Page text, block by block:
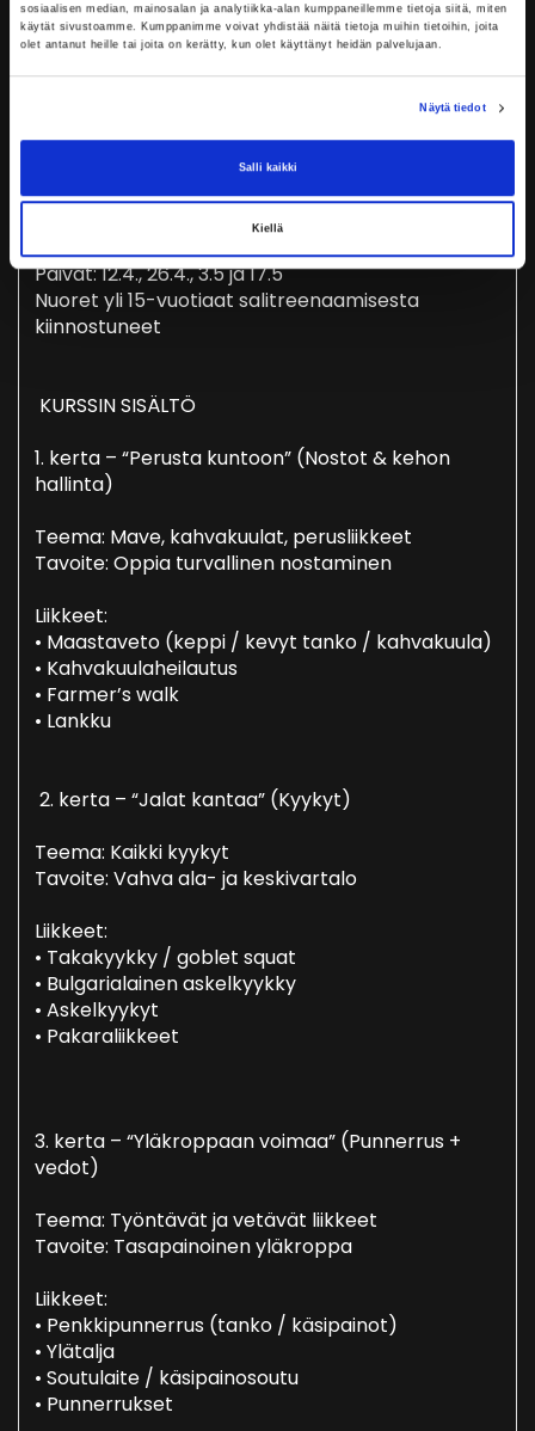
sosiaalisen median, mainosalan ja analytiikka-alan kumppaneillemme tietoja siitä, miten
käytät sivustoamme. Kumppanimme voivat yhdistää näitä tietoja muihin tietoihin, joita
olet antanut heille tai joita on kerätty, kun olet käyttänyt heidän palvelujaan.
Näytä tiedot
Salli kaikki
Kiellä
Tuotekuvaus
Nuorten kristillinen salikurssi (BBFGym & Krik)
Päivät: 12.4., 26.4., 3.5 ja 17.5
Nuoret yli 15-vuotiaat salitreenaamisesta
kiinnostuneet
KURSSIN SISÄLTÖ
1. kerta – “Perusta kuntoon” (Nostot & kehon
hallinta)
Teema: Mave, kahvakuulat, perusliikkeet
Tavoite: Oppia turvallinen nostaminen
Liikkeet:
• Maastaveto (keppi / kevyt tanko / kahvakuula)
• Kahvakuulaheilautus
• Farmer’s walk
• Lankku
2. kerta – “Jalat kantaa” (Kyykyt)
Teema: Kaikki kyykyt
Tavoite: Vahva ala- ja keskivartalo
Liikkeet:
• Takakyykky / goblet squat
• Bulgarialainen askelkyykky
• Askelkyykyt
• Pakaraliikkeet
3. kerta – “Yläkroppaan voimaa” (Punnerrus +
vedot)
Teema: Työntävät ja vetävät liikkeet
Tavoite: Tasapainoinen yläkroppa
Liikkeet:
• Penkkipunnerrus (tanko / käsipainot)
• Ylätalja
• Soutulaite / käsipainosoutu
• Punnerrukset